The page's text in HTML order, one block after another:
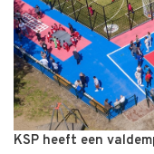
KSP heeft een